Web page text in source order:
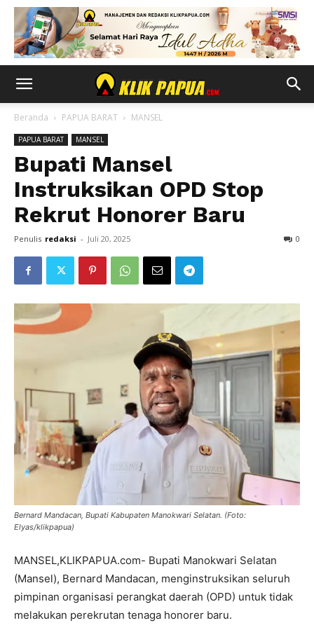
Beranda PAPUA BARAT MANSEL
PAPUA BARAT MANSEL
Bupati Mansel
Instruksikan OPD Stop
Rekrut Honorer Baru
Penulis redaksi - Juli 20, 2025 0
Bernard Mandacan, Bupati Kabupaten Manokwari Selatan. (Foto:
Elyas/klikpapua)
MANSEL,KLIKPAPUA.com- Bupati Manokwari Selatan
(Mansel), Bernard Mandacan, menginstruksikan seluruh
pimpinan organisasi perangkat daerah (OPD) untuk tidak
melakukan perekrutan tenaga honorer baru.